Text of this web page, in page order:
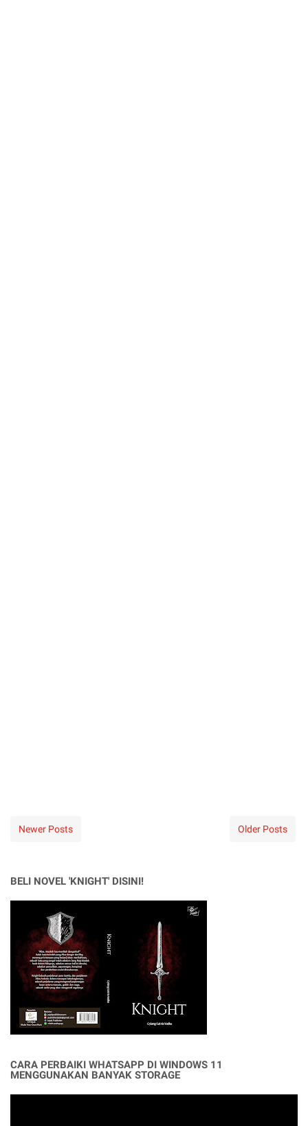
Newer Posts Older Posts
BELI NOVEL 'KNIGHT' DISINI!
CARA PERBAIKI WHATSAPP DI WINDOWS 11
MENGGUNAKAN BANYAK STORAGE